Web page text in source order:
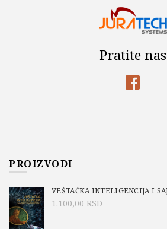
Pratite nas
PROIZVODI
VEŠTAČKA INTELIGENCIJA I
1.100,00 RSD